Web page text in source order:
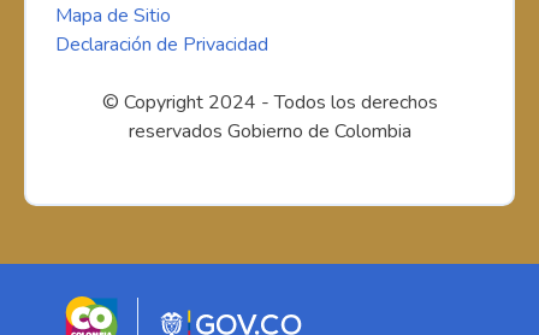
Mapa de Sitio
Declaración de Privacidad
© Copyright 2024 - Todos los derechos
reservados Gobierno de Colombia